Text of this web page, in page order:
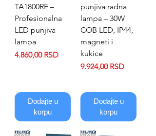
TA1800RF –
Profesionalna
LED punjiva
lampa
Price
4.860,00 RSD
Dodajte u
korpu
punjiva radna
lampa – 30W
COB LED, IP44,
magneti i
kukice
Price
9.924,00 RSD
Dodajte u
korpu